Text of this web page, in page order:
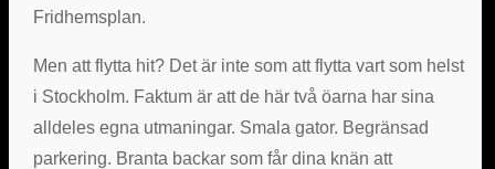
Fridhemsplan.
Men att flytta hit? Det är inte som att flytta vart som helst
i Stockholm. Faktum är att de här två öarna har sina
alldeles egna utmaningar. Smala gator. Begränsad
parkering. Branta backar som får dina knän att